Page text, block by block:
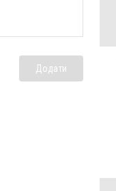
Додати